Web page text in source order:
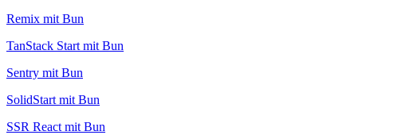
Remix mit Bun
TanStack Start mit Bun
Sentry mit Bun
SolidStart mit Bun
SSR React mit Bun